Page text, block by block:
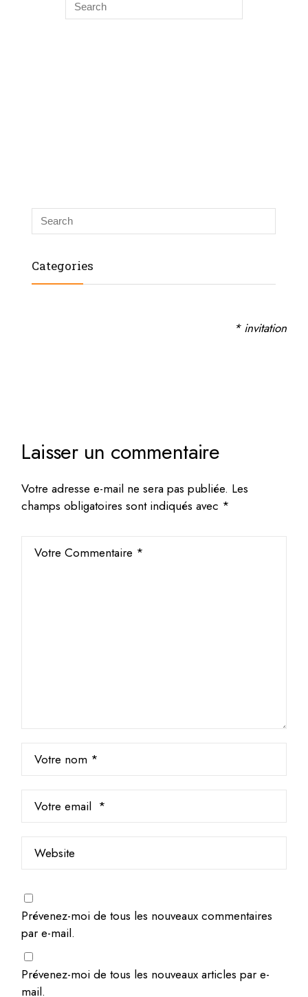
* invitation
Laisser un commentaire
Votre adresse e-mail ne sera pas publiée. Les
champs obligatoires sont indiqués avec *
Prévenez-moi de tous les nouveaux commentaires
par e-mail.
Prévenez-moi de tous les nouveaux articles par e-
mail.